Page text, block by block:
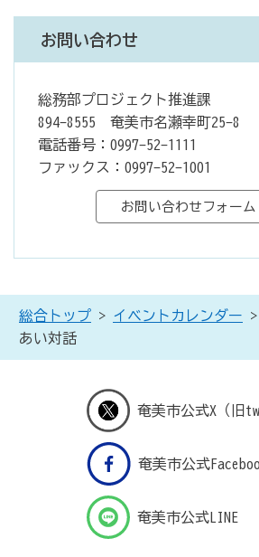
お問い合わせ
総務部プロジェクト推進課
894-8555 奄美市名瀬幸町25-8
電話番号：0997-52-1111
ファックス：0997-52-1001
総合トップ > イベントカレンダー
あい対話
奄美市公式X（旧
奄美市公式
奄美市公式LINE